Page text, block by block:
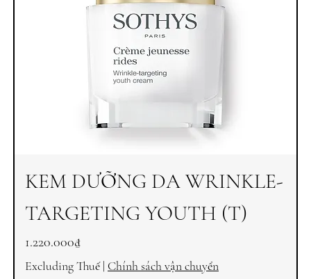
KEM DƯỠNG DA WRINKLE-
TARGETING YOUTH (T)
Price
1.220.000₫
Excluding Thuế| Chính sách vận chuyển